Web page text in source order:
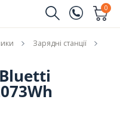
0
Зарядні станції
Купити